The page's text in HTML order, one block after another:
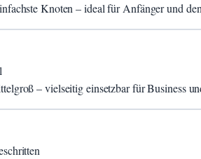
Knoten – ideal für Anfänger und
– vielseitig einsetzbar für Business